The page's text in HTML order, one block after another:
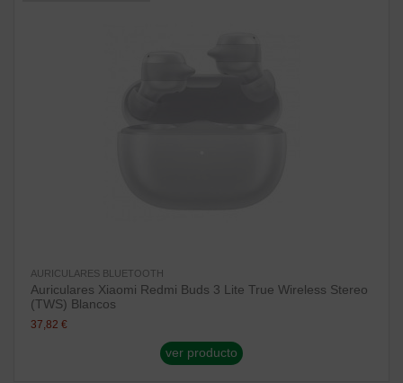
AURICULARES BLUETOOTH
Auriculares Xiaomi Redmi Buds 3 Lite True Wireless Stereo
(TWS) Blancos
37,82 €
ver producto